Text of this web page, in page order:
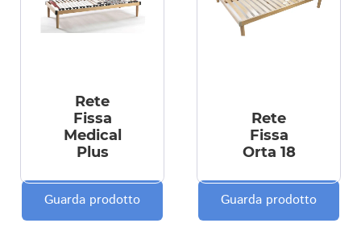
Rete
Fissa
Medical
Plus
Guarda prodotto
Rete
Fissa
Orta 18
Guarda prodotto